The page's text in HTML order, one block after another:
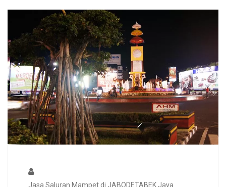
Jasa Saluran Mampet di JABODETABEK Jaya